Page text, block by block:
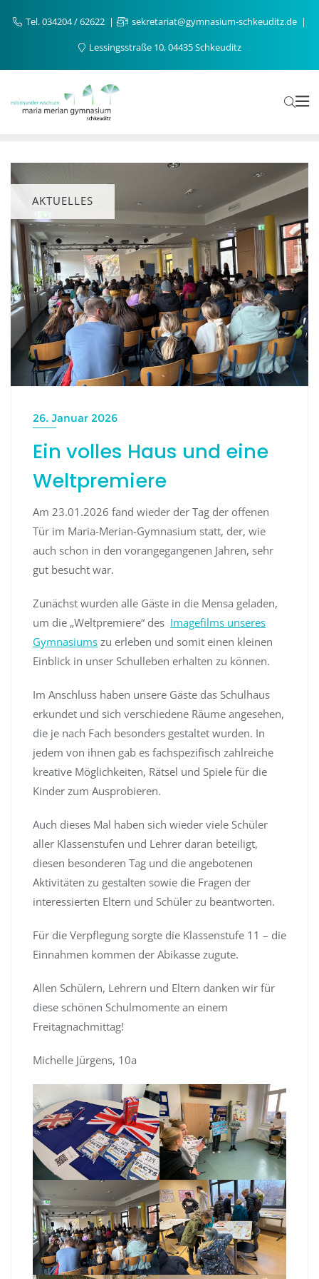
Tel. 034204 / 62622
sekretariat@gymnasium-schkeuditz.de
Lessingsstraße 10, 04435 Schkeuditz
AKTUELLES
26. Januar 2026
Ein volles Haus und eine
Weltpremiere
Am 23.01.2026 fand wieder der Tag der offenen
Tür im Maria-Merian-Gymnasium statt, der, wie
auch schon in den vorangegangenen Jahren, sehr
gut besucht war.
Zunächst wurden alle Gäste in die Mensa geladen,
um die „Weltpremiere“ des Imagefilms unseres
Gymnasiums zu erleben und somit einen kleinen
Einblick in unser Schulleben erhalten zu können.
Im Anschluss haben unsere Gäste das Schulhaus
erkundet und sich verschiedene Räume angesehen,
die je nach Fach besonders gestaltet wurden. In
jedem von ihnen gab es fachspezifisch zahlreiche
kreative Möglichkeiten, Rätsel und Spiele für die
Kinder zum Ausprobieren.
Auch dieses Mal haben sich wieder viele Schüler
aller Klassenstufen und Lehrer daran beteiligt,
diesen besonderen Tag und die angebotenen
Aktivitäten zu gestalten sowie die Fragen der
interessierten Eltern und Schüler zu beantworten.
Für die Verpflegung sorgte die Klassenstufe 11 – die
Einnahmen kommen der Abikasse zugute.
Allen Schülern, Lehrern und Eltern danken wir für
diese schönen Schulmomente an einem
Freitagnachmittag!
Michelle Jürgens, 10a